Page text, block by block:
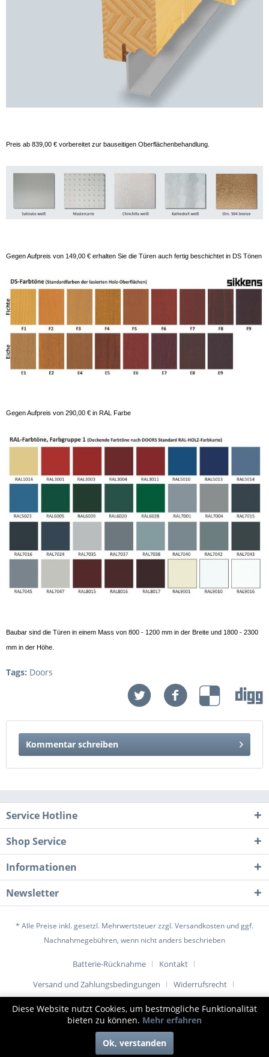
Preis ab 839,00 € vorbereitet zur bauseitigen Oberflächenbehandlung.
Gegen Aufpreis von 149,00 € erhalten Sie die Türen auch fertig beschichtet in DS Tönen
Gegen Aufpreis von 290,00 € in RAL Farbe
Baubar sind die Türen in einem Mass von 800 - 1200 mm in der Breite und 1800 - 2300
mm in der Höhe.
Tags: Doors
Kommentar schreiben
Service Hotline
Shop Service
Informationen
Newsletter
* Alle Preise inkl. gesetzl. Mehrwertsteuer zzgl.Versandkosten und ggf.
Nachnahmegebühren, wenn nicht anders beschrieben
Batterie-Rücknahme
Kontakt
Versand und Zahlungsbedingungen
Widerrufsrecht
Datenschutz
AGB
Impressum
© www.1001-tuer.de |
Diese Website nutzt Cookies, um bestmögliche Funktionalität
bieten zu können. Mehr erfahren
Ok, verstanden